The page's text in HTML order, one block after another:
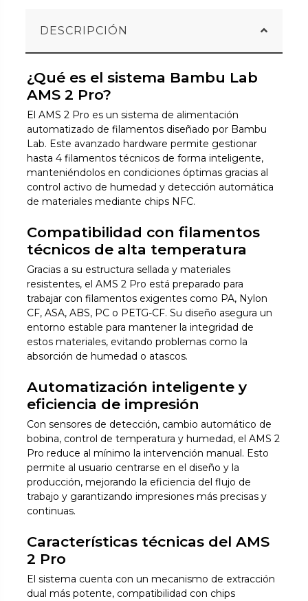
DESCRIPCIÓN
¿Qué es el sistema Bambu Lab
AMS 2 Pro?
El AMS 2 Pro es un sistema de alimentación
automatizado de filamentos diseñado por Bambu
Lab. Este avanzado hardware permite gestionar
hasta 4 filamentos técnicos de forma inteligente,
manteniéndolos en condiciones óptimas gracias al
control activo de humedad y detección automática
de materiales mediante chips NFC.
Compatibilidad con filamentos
técnicos de alta temperatura
Gracias a su estructura sellada y materiales
resistentes, el AMS 2 Pro está preparado para
trabajar con filamentos exigentes como PA, Nylon
CF, ASA, ABS, PC o PETG-CF. Su diseño asegura un
entorno estable para mantener la integridad de
estos materiales, evitando problemas como la
absorción de humedad o atascos.
Automatización inteligente y
eficiencia de impresión
Con sensores de detección, cambio automático de
bobina, control de temperatura y humedad, el AMS 2
Pro reduce al mínimo la intervención manual. Esto
permite al usuario centrarse en el diseño y la
producción, mejorando la eficiencia del flujo de
trabajo y garantizando impresiones más precisas y
continuas.
Características técnicas del AMS
2 Pro
El sistema cuenta con un mecanismo de extracción
dual más potente, compatibilidad con chips